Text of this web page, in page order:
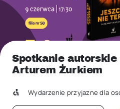
Spotkanie autorskie
Arturem Żurkiem
Wydarzenie przyjazne dla